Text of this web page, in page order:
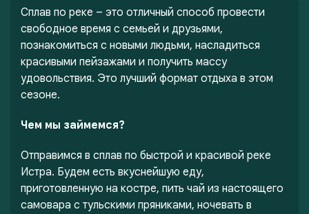
Сплав по реке – это отличный способ провести
свободное время с семьей и друзьями,
познакомиться с новыми людьми, насладиться
красивыми пейзажами и получить массу
удовольствия. Это лучший формат отдыха в этом
сезоне.
Чем мы займемся?
Отправимся в сплав по быстрой и красивой реке
Истра. Будем есть вкуснейшую еду,
приготовленную на костре, пить чай из настоящего
самовара с тульскими пряниками, ночевать в